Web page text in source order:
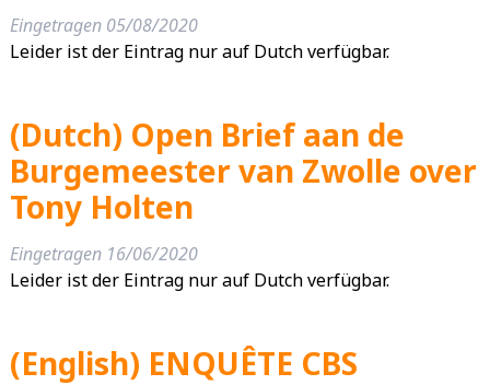
Eingetragen 05/08/2020
Leider ist der Eintrag nur auf Dutch verfügbar.
(Dutch) Open Brief aan de
Burgemeester van Zwolle over
Tony Holten
Eingetragen 16/06/2020
Leider ist der Eintrag nur auf Dutch verfügbar.
(English) ENQUÊTE CBS